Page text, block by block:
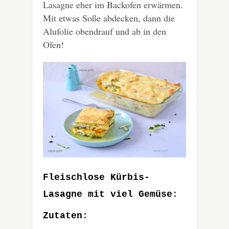
Lasagne eher im Backofen erwärmen.
Mit etwas Soße abdecken, dann die
Alufolie obendrauf und ab in den
Ofen!
Fleischlose Kürbis-
Lasagne mit viel Gemüse :
Zutaten :